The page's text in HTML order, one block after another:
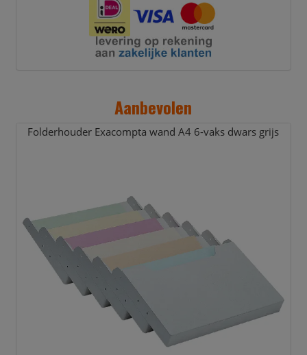
Aanbevolen
Folderhouder Exacompta wand A4 6-vaks dwars grijs